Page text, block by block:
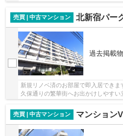
完成) ◆南向き３LDK。
売買 | 中古マンション
北新宿パー
過去掲載
新規リノベ済のお部屋で即入居でき
久保通りの繁華街へお出かけしやすい
しており、緑豊かな環境です。
売買 | 中古マンション
マンション